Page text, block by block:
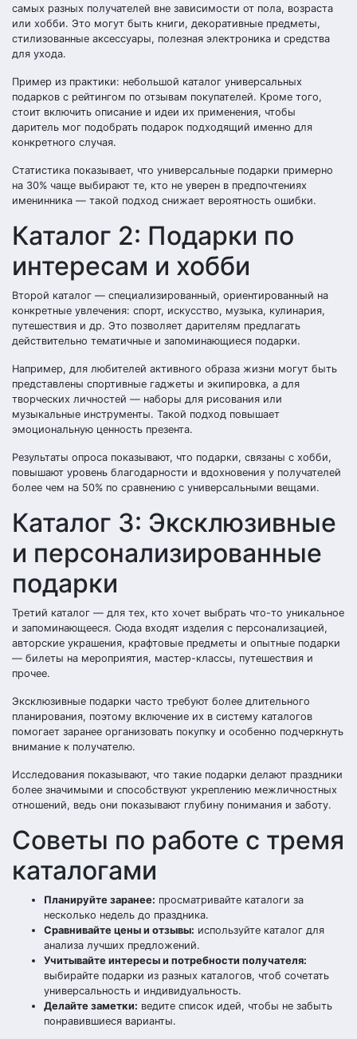
самых разных получателей вне зависимости от пола, возраста
или хобби. Это могут быть книги, декоративные предметы,
стилизованные аксессуары, полезная электроника и средства
для ухода.
Пример из практики: небольшой каталог универсальных
подарков с рейтингом по отзывам покупателей. Кроме того,
стоит включить описание и идеи их применения, чтобы
даритель мог подобрать подарок подходящий именно для
конкретного случая.
Статистика показывает, что универсальные подарки примерно
на 30% чаще выбирают те, кто не уверен в предпочтениях
именинника — такой подход снижает вероятность ошибки.
Каталог 2: Подарки по
интересам и хобби
Второй каталог — специализированный, ориентированный на
конкретные увлечения: спорт, искусство, музыка, кулинария,
путешествия и др. Это позволяет дарителям предлагать
действительно тематичные и запоминающиеся подарки.
Например, для любителей активного образа жизни могут быть
представлены спортивные гаджеты и экипировка, а для
творческих личностей — наборы для рисования или
музыкальные инструменты. Такой подход повышает
эмоциональную ценность презента.
Результаты опроса показывают, что подарки, связаны с хобби,
повышают уровень благодарности и вдохновения у получателей
более чем на 50% по сравнению с универсальными вещами.
Каталог 3: Эксклюзивные
и персонализированные
подарки
Третий каталог — для тех, кто хочет выбрать что-то уникальное
и запоминающееся. Сюда входят изделия с персонализацией,
авторские украшения, крафтовые предметы и опытные подарки
— билеты на мероприятия, мастер-классы, путешествия и
прочее.
Эксклюзивные подарки часто требуют более длительного
планирования, поэтому включение их в систему каталогов
помогает заранее организовать покупку и особенно подчеркнуть
внимание к получателю.
Исследования показывают, что такие подарки делают праздники
более значимыми и способствуют укреплению межличностных
отношений, ведь они показывают глубину понимания и заботу.
Советы по работе с тремя
каталогами
Планируйте заранее: просматривайте каталоги за
несколько недель до праздника.
Сравнивайте цены и отзывы: используйте каталог для
анализа лучших предложений.
Учитывайте интересы и потребности получателя:
выбирайте подарки из разных каталогов, чтоб сочетать
универсальность и индивидуальность.
Делайте заметки: ведите список идей, чтобы не забыть
понравившиеся варианты.